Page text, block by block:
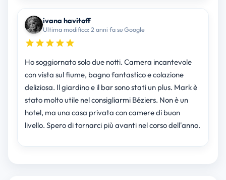
ivana havitoff
Ultima modifica: 2 anni fa su Google
Ho soggiornato solo due notti. Camera incantevole
con vista sul fiume, bagno fantastico e colazione
deliziosa. Il giardino e il bar sono stati un plus. Mark è
stato molto utile nel consigliarmi Béziers. Non è un
hotel, ma una casa privata con camere di buon
livello. Spero di tornarci più avanti nel corso dell'anno.